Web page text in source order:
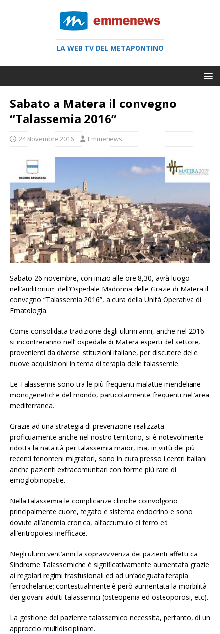
LA WEB TV DEL METAPONTINO
Sabato a Matera il convegno
“Talassemia 2016”
24 Novembre 2016 Emmenews
Sabato 26 novembre, con inizio alle ore 8,30, avrà luogo
nell’auditorium dell’Ospedale Madonna delle Grazie di Matera il
convegno “Talassemia 2016”, a cura della Unità Operativa di
Ematologia.
Come consolidata tradizione degli ultimi anni, anche nel 2016
si incontreranno nell’ ospedale di Matera esperti del settore,
provenienti da diverse istituzioni italiane, per discutere delle
nuove acquisizioni in tema di terapia delle talassemie.
Le Talassemie sono tra le più frequenti malattie mendeliane
monogenetiche del mondo, particolarmente frequenti nell’area
mediterranea.
Grazie ad una strategia di prevenzione realizzata
proficuamente anche nel nostro territorio, si è notevolmente
ridotta la natalità per talassemia maior, ma, in virtù dei più
recenti fenomeni migratori, sono in cura presso i centri italiani
anche pazienti extracomunitari con forme più rare di
emoglobinopatie.
Nella talassemia le complicanze cliniche coinvolgono
principalmente cuore, fegato e sistema endocrino e sono
dovute all’anemia cronica, all’accumulo di ferro ed
all’eritropoiesi inefficace.
Negli ultimi vent’anni la sopravvivenza dei pazienti affetti da
Sindrome Talassemiche è significativamente aumentata grazie
ai regolari regimi trasfusionali ed ad un’adeguata terapia
ferrochelante; contestualmente è però aumentata la morbilità
dei giovani adulti talassemici (osteopenia ed osteoporosi, etc).
La gestione del paziente talassemico necessita, pertanto, di un
approccio multidisciplinare.